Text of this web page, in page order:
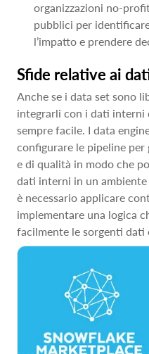
organizzazioni no-
pubblici per
l’impatto e prendere
Sfide relative ai
Anche se i data set sono
integrarli con i dati interni
sempre facile. I data
configurare le pipeline
e di qualità in modo che
dati interni in un
è necessario applicare
implementare una logica
facilmente le sorgenti